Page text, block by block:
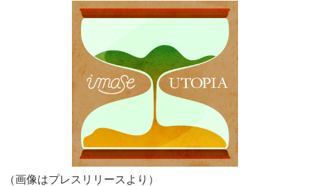
（画像はプレスリリースより）